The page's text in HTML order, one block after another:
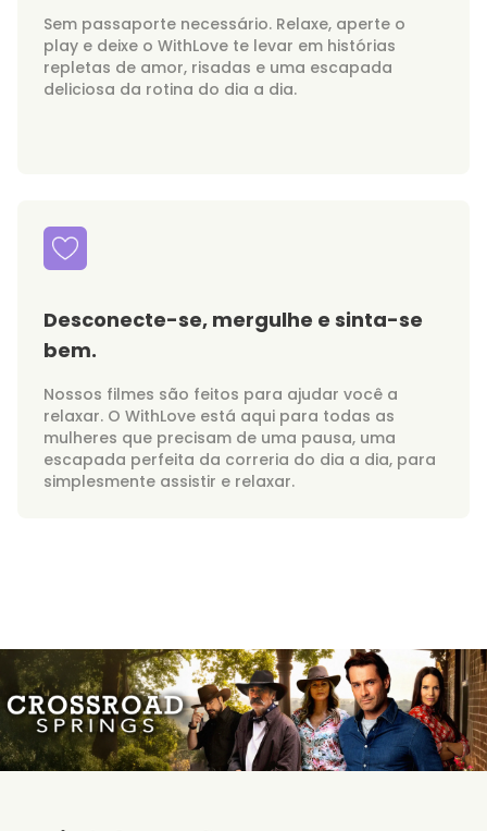
Sem passaporte necessário. Relaxe, aperte o
play e deixe o WithLove te levar em histórias
repletas de amor, risadas e uma escapada
deliciosa da rotina do dia a dia.
Desconecte-se, mergulhe e sinta-se
bem.
Nossos filmes são feitos para ajudar você a
relaxar. O WithLove está aqui para todas as
mulheres que precisam de uma pausa, uma
escapada perfeita da correria do dia a dia, para
simplesmente assistir e relaxar.